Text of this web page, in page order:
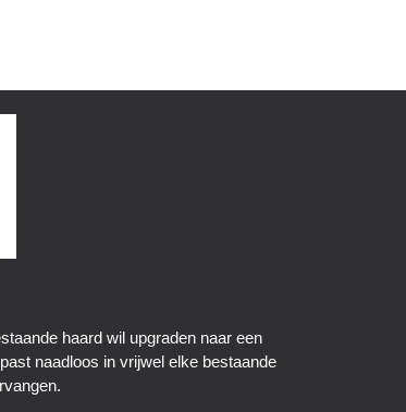
haard wil upgraden naar een
naadloos in vrijwel elke bestaande